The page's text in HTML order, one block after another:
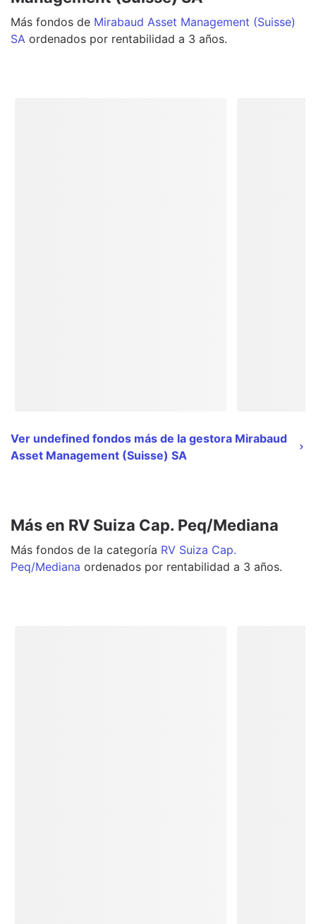
Más fondos de Mirabaud Asset Management (Suisse)
SA ordenados por rentabilidad a 3 años.
Ver undefined fondos más de la gestora Mirabaud
Asset Management (Suisse) SA
Más en RV Suiza Cap. Peq/Mediana
Más fondos de la categoría RV Suiza Cap.
Peq/Mediana ordenados por rentabilidad a 3 años.